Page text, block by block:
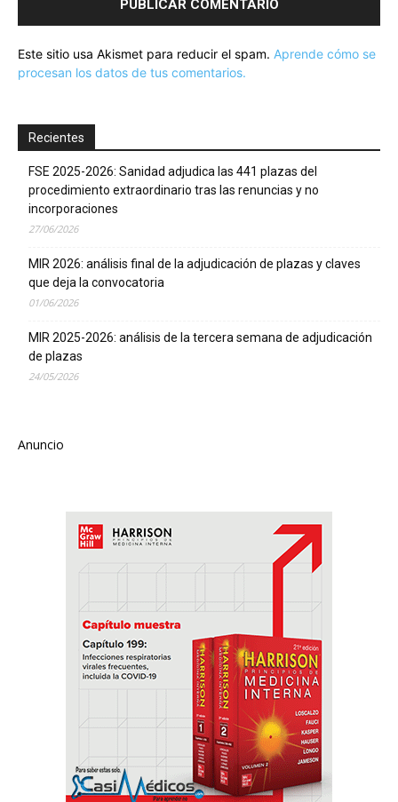
Este sitio usa Akismet para reducir el spam. Aprende cómo se
procesan los datos de tus comentarios.
Recientes
FSE 2025-2026: Sanidad adjudica las 441 plazas del
procedimiento extraordinario tras las renuncias y no
incorporaciones
27/06/2026
MIR 2026: análisis final de la adjudicación de plazas y claves
que deja la convocatoria
01/06/2026
MIR 2025-2026: análisis de la tercera semana de adjudicación
de plazas
24/05/2026
Anuncio